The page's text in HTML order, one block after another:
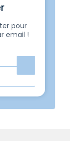
pour
email !